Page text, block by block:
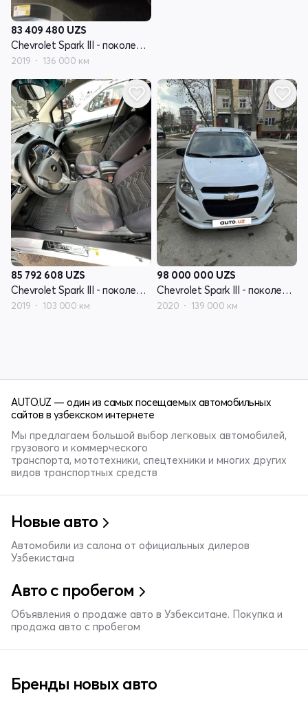
83 409 480 UZS
Chevrolet Spark III - поколение
2019 136 000 км
85 792 608 UZS
Chevrolet Spark III - поколение
2019 103 000 км
98 000 000 UZS
Chevrolet Spark III - поколение
2020 139 000 км
AUTO.UZ — один из самых посещаемых автомобильных
сайтов в узбекском интернете
Мы предлагаем большой выбор легковых автомобилей,
грузового и коммерческого
транспорта, мототехники, спецтехники и многих других
видов транспортных средств
Новые авто
Автомобили из салона от официальных дилеров
Узбекистана
Авто с пробегом
Объявления о продаже авто в Узбекситане. Покупка и
продажа авто с пробегом
Бренды новых авто